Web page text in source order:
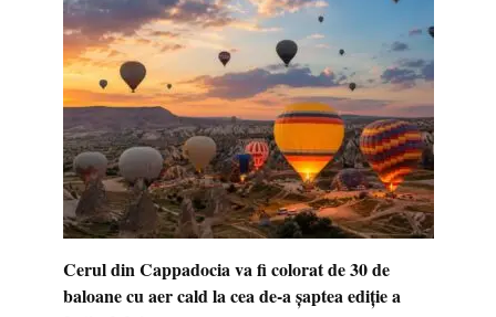
Cerul din Cappadocia va fi colorat de 30 de
baloane cu aer cald la cea de-a șaptea ediție a